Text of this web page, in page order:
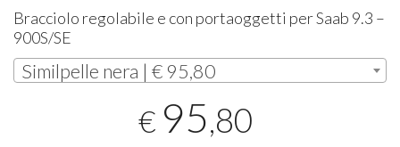
Bracciolo regolabile e con portaoggetti per Saab 9.3 –
900S/SE
Similpelle nera | € 95,80
€ 95,80